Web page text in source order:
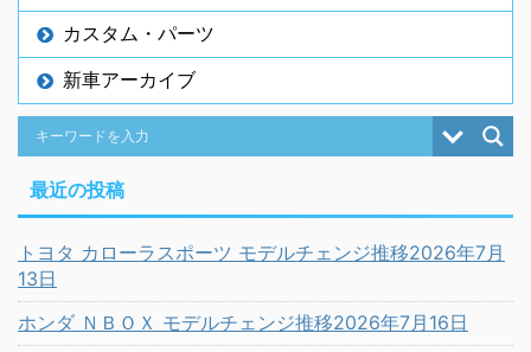
カスタム・パーツ
新車アーカイブ
最近の投稿
トヨタ カローラスポーツ モデルチェンジ推移2026年7月
13日
ホンダ ＮＢＯＸ モデルチェンジ推移2026年7月16日